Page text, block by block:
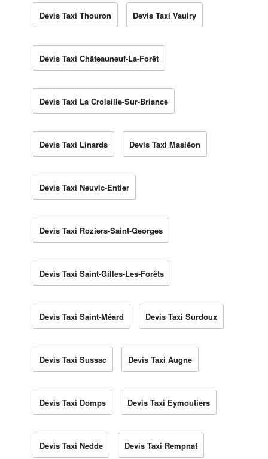
Devis Taxi Thouron Devis Taxi Vaulry
Devis Taxi Châteauneuf-La-Forêt
Devis Taxi La Croisille-Sur-Briance
Devis Taxi Linards Devis Taxi Masléon
Devis Taxi Neuvic-Entier
Devis Taxi Roziers-Saint-Georges
Devis Taxi Saint-Gilles-Les-Forêts
Devis Taxi Saint-Méard Devis Taxi Surdoux
Devis Taxi Sussac Devis Taxi Augne
Devis Taxi Domps Devis Taxi Eymoutiers
Devis Taxi Nedde Devis Taxi Rempnat